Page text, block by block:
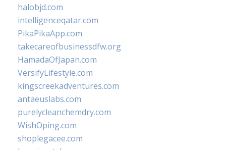
halobjd.com
intelligenceqatar.com
PikaPikaApp.com
takecareofbusinessdfw.org
HamadaOfJapan.com
VersifyLifestyle.com
kingscreekadventures.com
antaeuslabs.com
purelycleanchemdry.com
WishOping.com
shoplegacee.com